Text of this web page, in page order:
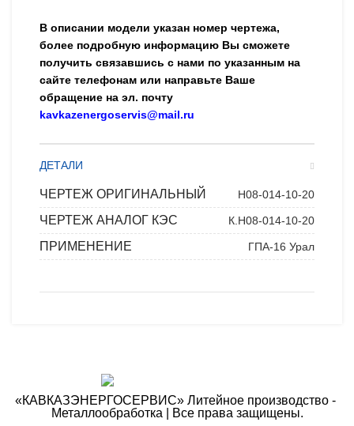
В описании модели указан номер чертежа,
более подробную информацию Вы сможете
получить связавшись с нами по указанным на
сайте телефонам или направьте Ваше
обращение на эл. почту
kavkazenergoservis@mail.ru
ДЕТАЛИ
ЧЕРТЕЖ ОРИГИНАЛЬНЫЙ Н08-014-10-20
ЧЕРТЕЖ АНАЛОГ КЭС К.Н08-014-10-20
ПРИМЕНЕНИЕ ГПА-16 Урал
«КАВКАЗЭНЕРГОСЕРВИС» ​Литейное производство - ​
Металлообработка | Все права защищены.